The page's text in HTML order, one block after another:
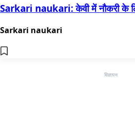
Sarkari naukari: केवी में नौकरी के
Sarkari naukari
विज्ञापन